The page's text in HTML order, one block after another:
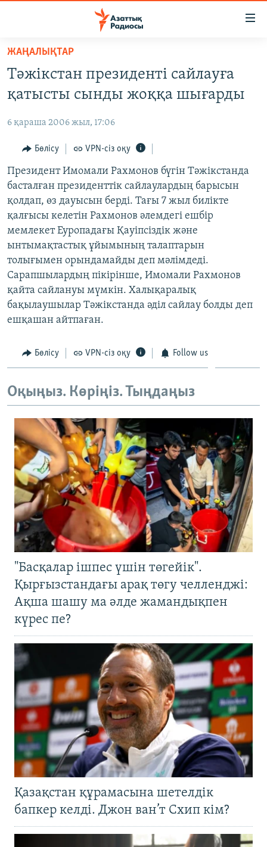
Skip
main
content
to
Navigation
Skip
to
Search
ҚАҢТАР ОҚИҒАСЫ
АДАМ ҚҰҚЫҚТАРЫ
ӘЛЕУМЕТ
ӘЛЕМ
АРНАЙЫ ЖОБАЛАР
Русский
ЖАЗЫЛЫҢЫЗ
ЖАҢАЛЫҚТАР
Тәжікстан президенті сайлауға
қатысты сынды жоққа шығарды
6 қараша 2006 жыл, 17:06
Бөлісу VPN-сіз оқу
Президент Имомали Рахмонов бүгін Тәжікстанда
басталған президенттік сайлаулардың барысын
қолдап, өз дауысын берді. Тағы 7 жыл билікте
қалғысы келетін Рахмонов әлемдегі ешбір
мемлекет Еуропадағы Қауіпсіздік және
ынтымақтастық ұйымының талаптарын
толығымен орындамайды деп мәлімдеді.
Сарапшылардың пікірінше, Имомали Рахмонов
қайта сайлануы мүмкін. Халықаралық
бақылаушылар Тәжікстанда әділ сайлау болды деп
ешқашан айтпаған.
Бөлісу VPN-сіз оқу Follow us
Оқыңыз. Көріңіз. Тыңдаңыз
"Басқалар ішпес үшін төгейік".
Қырғызстандағы арақ төгу челленджі:
Ақша шашу ма әлде жамандықпен
күрес пе?
Қазақстан құрамасына шетелдік
бапкер келді. Джон ван’т Схип кім?